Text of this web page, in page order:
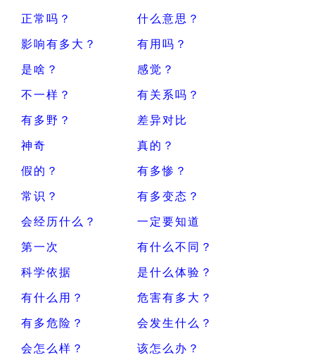
正常吗？
什么意思？
影响有多大？
有用吗？
是啥？
感觉？
不一样？
有关系吗？
有多野？
差异对比
神奇
真的？
假的？
有多惨？
常识？
有多变态？
会经历什么？
一定要知道
第一次
有什么不同？
科学依据
是什么体验？
有什么用？
危害有多大？
有多危险？
会发生什么？
会怎么样？
该怎么办？